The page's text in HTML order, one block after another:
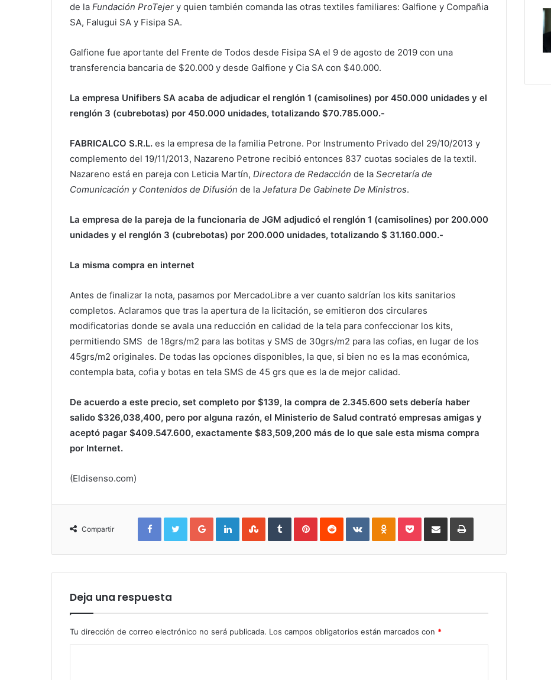
de la Fundación ProTejer y quien también comanda las otras textiles familiares: Galfione y Compañia
SA, Falugui SA y Fisipa SA.
Galfione fue aportante del Frente de Todos desde Fisipa SA el 9 de agosto de 2019 con una
transferencia bancaria de $20.000 y desde Galfione y Cia SA con $40.000.
La empresa Unifibers SA acaba de adjudicar el renglón 1 (camisolines) por 450.000 unidades y el
renglón 3 (cubrebotas) por 450.000 unidades, totalizando $70.785.000.-
FABRICALCO S.R.L. es la empresa de la familia Petrone. Por Instrumento Privado del 29/10/2013 y
complemento del 19/11/2013, Nazareno Petrone recibió entonces 837 cuotas sociales de la textil.
Nazareno está en pareja con Leticia Martín, Directora de Redacción de la Secretaría de
Comunicación y Contenidos de Difusión de la Jefatura De Gabinete De Ministros.
La empresa de la pareja de la funcionaria de JGM adjudicó el renglón 1 (camisolines) por 200.000
unidades y el renglón 3 (cubrebotas) por 200.000 unidades, totalizando $ 31.160.000.-
La misma compra en internet
Antes de finalizar la nota, pasamos por MercadoLibre a ver cuanto saldrían los kits sanitarios
completos. Aclaramos que tras la apertura de la licitación, se emitieron dos circulares
modificatorias donde se avala una reducción en calidad de la tela para confeccionar los kits,
permitiendo SMS de 18grs/m2 para las botitas y SMS de 30grs/m2 para las cofias, en lugar de los
45grs/m2 originales. De todas las opciones disponibles, la que, si bien no es la mas económica,
contempla bata, cofia y botas en tela SMS de 45 grs que es la de mejor calidad.
De acuerdo a este precio, set completo por $139, la compra de 2.345.600 sets debería haber
salido $326,038,400, pero por alguna razón, el Ministerio de Salud contrató empresas amigas y
aceptó pagar $409.547.600, exactamente $83,509,200 más de lo que sale esta misma compra
por Internet.
(Eldisenso.com)
Compartir
FacebookTwitterGoogle+LinkedInStumbleUpon
TumblrPinterestReddit VKontakteOdnoklassniki
PocketShare
Email
Print
Deja una respuesta
Tu dirección de correo electrónico no será publicada. Los campos obligatorios están marcados con *